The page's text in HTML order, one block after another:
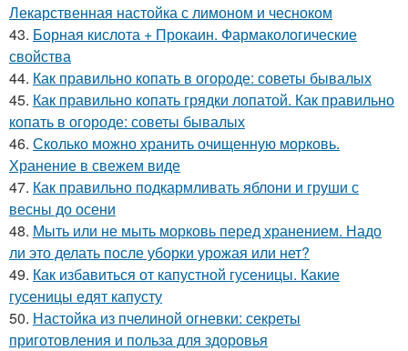
Лекарственная настойка с лимоном и чесноком
43. Борная кислота + Прокаин. Фармакологические
свойства
44. Как правильно копать в огороде: советы бывалых
45. Как правильно копать грядки лопатой. Как правильно
копать в огороде: советы бывалых
46. Сколько можно хранить очищенную морковь.
Хранение в свежем виде
47. Как правильно подкармливать яблони и груши с
весны до осени
48. Мыть или не мыть морковь перед хранением. Надо
ли это делать после уборки урожая или нет?
49. Как избавиться от капустной гусеницы. Какие
гусеницы едят капусту
50. Настойка из пчелиной огневки: секреты
приготовления и польза для здоровья